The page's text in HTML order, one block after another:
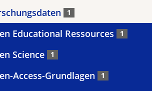
1
Educational Ressources 1
Science 1
Access-Grundlagen 1